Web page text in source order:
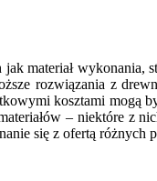
materiał wykonania,
rozwiązania z
kosztami mogą
– niektóre z
się z ofertą